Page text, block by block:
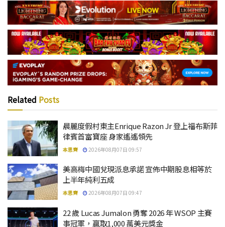
Related Posts
晨麗度假村東主Enrique Razon Jr 登上福布斯菲
律賓首富寶座 身家遙遙領先
本思齊 2026年08月07日 09:57
美高梅中國兌現派息承諾 宣佈中期股息相等於
上半年純利五成
本思齊 2026年08月07日 09:47
22 歲 Lucas Jumalon 勇奪 2026 年 WSOP 主賽
事冠軍，贏取1,000 萬美元獎金